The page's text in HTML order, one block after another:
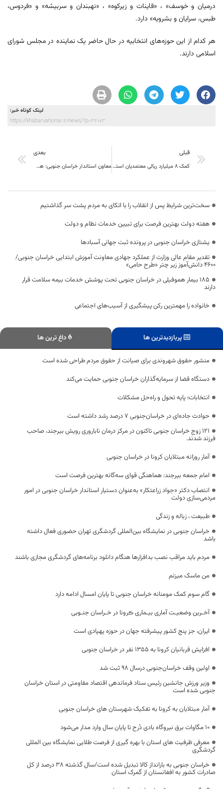
درمیان و خوسف» ، «قاینات و زیرکوه» ، «نهبندان و سربیشه» و «فردوس،
طبس، سرایان و بشرویه» دارد.
هر کدام از این حوزه‌های انتخابیه در حال حاضر یک نماینده در مجلس شورای
اسلامی دارند.
لینک کوتاه خبر:
https://khabarvahonar.ir/news/?p=32073
قبلی
کمک 8 میلیارد ریالی معتمدیان استاندار خراسان جنوبی به پارک تاریخی اسدیه از محل اعتبارات سفر نوبخت
بعدی
معاون استاندار خراسان جنوبی: همه باید بازرس افتخاری باشیم و بر بازار نظارت کنیم
سخت‌ترین شرایط پس از انقلاب را با اتکای به مردم پشت سر گذاشتیم
هفته دولت بهترین فرصت برای تبیین خدمات نظام و دولت
یشتازی خراسان جنوبی در پرونده ثبت جهانی آسبادها
تقدیر مقام عالی وزارت از عملکرد جهادی معاونت آموزش ابتدایی خراسان جنوبی/
۴۶۰۰ دانش‌آموز زیر چتر «طرح حامی»
۱۸۵ بیمار هموفیلی در خراسان جنوبی تحت پوشش خدمات بیمه سلامت قرار
دارند
خانواده را مهمترین رکن پیشگیری از آسیب‌های اجتماعی
پربازدیدترین ها داغ ترین ها
منشور حقوق شهروندی برای صیانت از حقوق مردم طراحی شده است
دستگاه قضا از سرمایه‌گذاران خراسان جنوبی حمایت می‌کند
انتخابات؛ پایه تحول و راه‌حل مشکلات
حوادث جاده‌ای در خراسان‌جنوبی 7 درصد رشد داشته است
121 زوج خراسان جنوبی تاکنون در مرکز درمان ناباروری رویش بیرجند، صاحب
فرزند شدند.
آمار روزانه مبتلایان کرونا در خراسان جنوبی
امام جمعه بیرجند: هماهنگی قوای سه‌گانه بهترین فرصت است
انتصاب دکتر «جواد زراعتکار» به‌عنوان دستیار استاندار خراسان جنوبی در امور
مردمی‌سازی دولت
طبیعت ، زباله و زندگی
خراسان جنوبی در نمایشگاه بین‌المللی گردشگری تهران حضوری فعال داشته
باشد
مردم باید مراقب نصب بدافزارها هنگام دانلود برنامه‌های گردشگری مجازی باشند
من ماسک میزنم
گام سوم کمک مومنانه خراسان جنوبی تا پایان امسال ادامه دارد
آخـرین وضعیـت آماری بیـماری ڪرونا در خـراسان جنـوبی
ایران، جز پنج کشور پیشرفته جهان در حوزه پهپادی است
افزایش قربانیان کرونا به 1355 نفر در خراسان جنوبی
اولین وقف خراسان‌جنوبی درسال 98 ثبت شد
وزیر ورزش جانشین رئیس ستاد فرماندهی اقتصاد مقاومتی در استان خراسان
جنوبی شده است
آمار مبتلایان به کرونا به تفکیک شهرستان های خراسان جنوبی
۱۰ مگاوات برق نیروگاه بادی دُرح تا پایان سال وارد مدار می‌شود
معرفی ظرفیت های استان با بهره گیری از فرصت طلایی نمایشگاه بین المللی
گردشگری
خراسان جنوبی به بارانداز کالا تبدیل شده است/سال گذشته ۳۸ درصد از کل
صادرات کشور به افغانستان از گمرک استان